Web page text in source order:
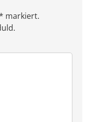
markiert.